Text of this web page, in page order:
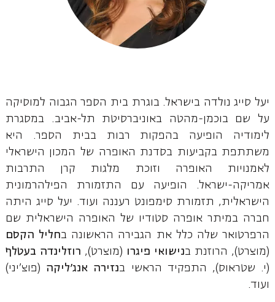
יעל סייג נולדה בישראל. בוגרת בית הספר הגבוה למוסיקה
על שם בוכמן-מהטה באוניברסיטת תל-אביב. במסגרת
לימודיה הופיעה בהפקות רבות בבית הספר. היא
משתתפת בקביעות בסדנת האופרה של המכון הישראלי
לאמנויות האופרה וזוכת מלגות קרן התרבות
אמריקה-ישראל. הופיעה עם התזמורת הפילהרמונית
הישראלית, תזמורת סימפונט רעננה ועוד. יעל סייג היתה
חברה במיתר אופרה סטודיו של האופרה הישראלית שם
הרפרטואר שלה כלל את הגבירה הראשונה בחליל הקסם
(מוצרט), הרוזנת בנישואי פיגרו (מוצרט), רוזלינדה בעטלף
(י. שטראוס), התפקיד הראשי בנזירה אנג'ליקה (פוצ'יני)
ועוד.